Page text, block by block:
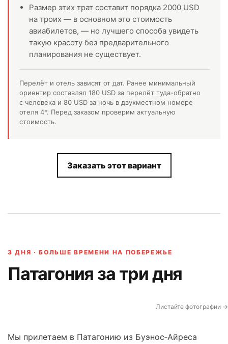
Размер этих трат составит порядка 2000 USD
на троих — в основном это стоимость
авиабилетов, — но лучшего способа увидеть
такую красоту без предварительного
планирования не существует.
Перелёт и отель зависят от дат. Ранее минимальный
ориентир составлял 180 USD за перелёт туда-обратно
с человека и 80 USD за ночь в двухместном номере
отеля 4*. Перед заказом проверим актуальную
стоимость.
Заказать этот вариант
3 ДНЯ · БОЛЬШЕ ВРЕМЕНИ НА ПОБЕРЕЖЬЕ
Патагония за три дня
Листайте фотографии →
Мы прилетаем в Патагонию из Буэнос‑Айреса